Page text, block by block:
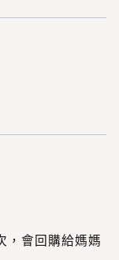
，會回購給媽媽